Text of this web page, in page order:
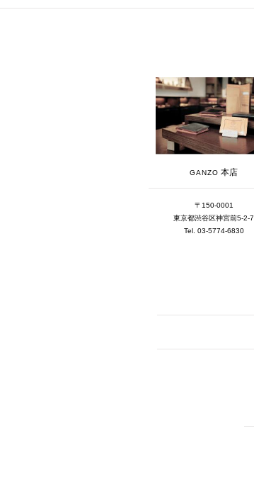
GANZO 本店
〒150-0001
東京都渋谷区神宮前5-2-7
Tel. 03-5774-6830